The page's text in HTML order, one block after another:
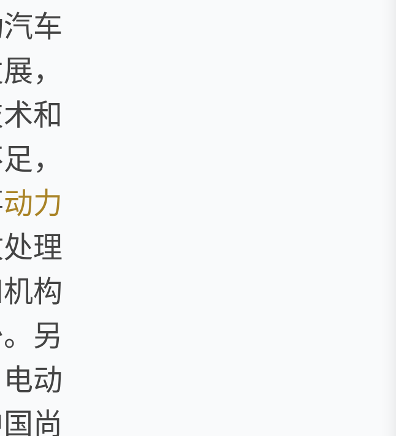
车
，
和
，
动力
理
构
另
动
尚